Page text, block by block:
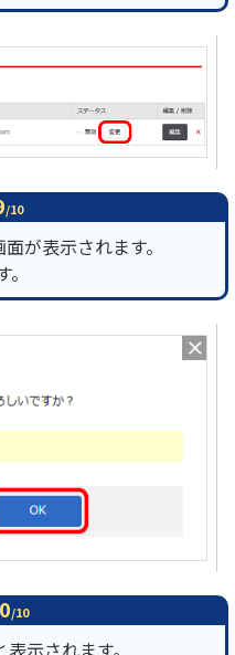
/10
が表示されます。
/10
示されます。